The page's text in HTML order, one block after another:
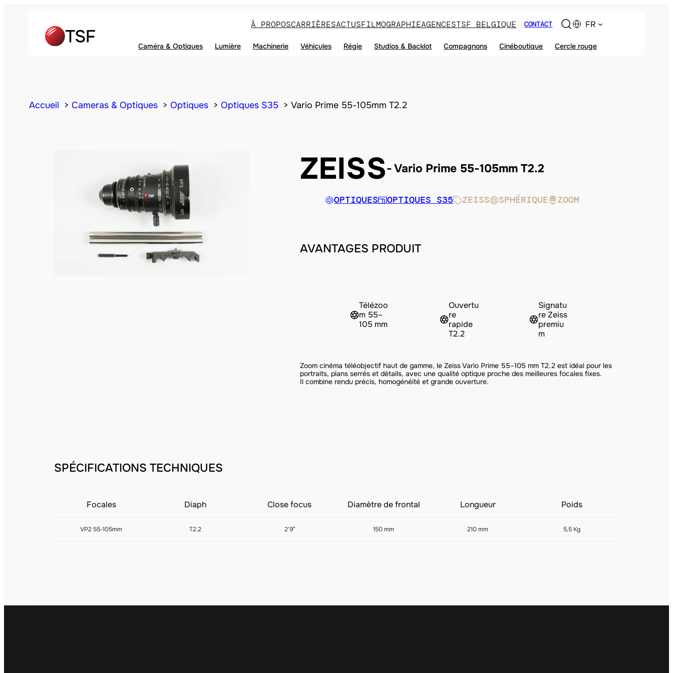
À PROPOSCARRIÈRESACTUSFILMOGRAPHIEAGENCESTSF BELGIQUE CONTACT FR
Caméra & Optiques Lumière Machinerie Véhicules Régie Studios & Backlot Compagnons Cinéboutique Cercle rouge
Accueil Cameras & Optiques Optiques Optiques S35 Vario Prime 55-105mm T2.2
ZEISS Vario Prime 55-105mm T2.2
OPTIQUES OPTIQUES S35 ZEISS SPHÉRIQUE ZOOM
AVANTAGES PRODUIT
Télézoo
m 55–
105 mm
Ouvertu
re
rapide
T2.2
Signatu
re Zeiss
premiu
m
Zoom cinéma téléobjectif haut de gamme, le Zeiss Vario Prime 55–105 mm T2.2 est idéal pour les
portraits, plans serrés et détails, avec une qualité optique proche des meilleures focales fixes.
Il combine rendu précis, homogénéité et grande ouverture.
SPÉCIFICATIONS TECHNIQUES
Focales Diaph Close focus Diamètre de frontal Longueur Poids
VP2 55-105mm T2.2 2’9″ 150 mm 210 mm 5,5 Kg